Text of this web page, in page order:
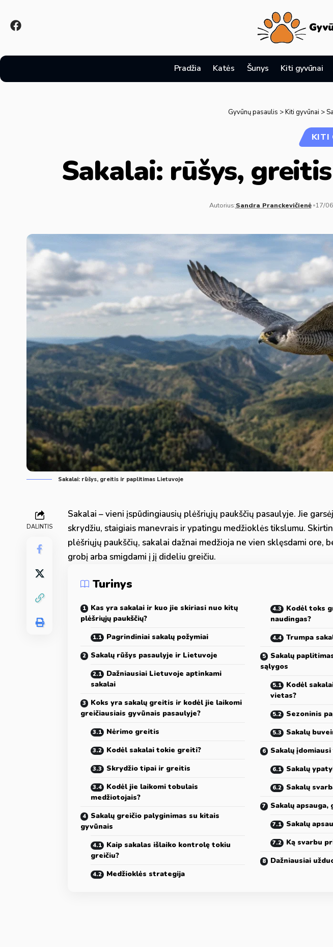
Pradžia Katės Šunys Kiti gyvūnai
Gyvūnų pasaulis >Kiti gyvūnai >
KITI
Sakalai: rūšys,
Autorius:Sandra Pranckevičienė 17/
Sakalai: rūšys, greitis ir paplitimas Lietuvoje
DALINTIS
Sakalai – vieni įspūdingiausių plėšriųjų paukščių pasaulyje. Jie
skrydžiu, staigiais manevrais ir ypatingu medžioklės tikslumu.
plėšriųjų paukščių, sakalai dažnai medžioja ne vien sklęsdami ore,
grobį arba smigdami į jį dideliu greičiu.
Turinys
Kas yra sakalai ir kuo jie skiriasi nuo kitų
plėšriųjų paukščių?
Pagrindiniai sakalų požymiai
Sakalų rūšys pasaulyje ir Lietuvoje
Dažniausiai Lietuvoje aptinkami
sakalai
Koks yra sakalų greitis ir kodėl jie laikomi
greičiausiais gyvūnais pasaulyje?
Nėrimo greitis
Kodėl sakalai tokie greiti?
Skrydžio tipai ir greitis
Kodėl jie laikomi tobulais
medžiotojais?
Sakalų greičio palyginimas su kitais
gyvūnais
Kaip sakalas išlaiko kontrolę tokiu
greičiu?
Medžioklės strategija
Kodėl toks
naudingas?
Trumpa
Sakalų
sąlygos
Kodėl
vietas?
Sezoninis
Sakalų
Sakalų
Sakalų
Sakalų
Sakalų apsauga,
Sakalų
Ką svarbu
Dažniausiai